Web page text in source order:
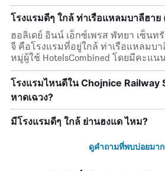
โรงแรมดีๆ ใกล้ ท่าเรือแหลมบาลีฮา
ฮอลิเดย์ อินน์ เอ็กซ์เพรส พัทยา เซ็นท
จี คือโรงแรมที่อยู่ใกล้ ท่าเรือแหลมบ
หมู่ผู้ใช้ HotelsCombined โดยมีคะแนน
โรงแรมไหนดีใน Chojnice Railway
หาดเฉวง?
มีโรงแรมดีๆ ใกล้ ย่านฮงแด ไหม?
ดูคำถามที่พบบ่อยมา